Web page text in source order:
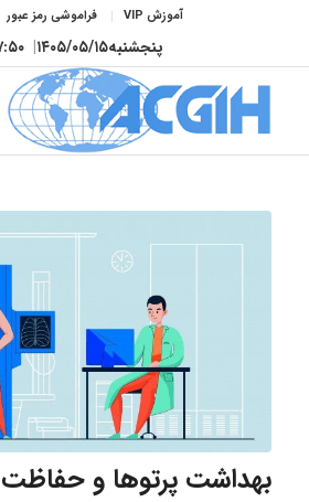
آموزش VIP فراموشی رمز عبور
پنجشنبه۱۴۰۵/۰۵/۱۵|
بهداشت پرتوها و حفاظت